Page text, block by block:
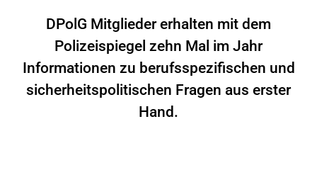
DPolG Mitglieder erhalten mit dem
Polizeispiegel zehn Mal im Jahr
Informationen zu berufsspezifischen und
sicherheitspolitischen Fragen aus erster
Hand.